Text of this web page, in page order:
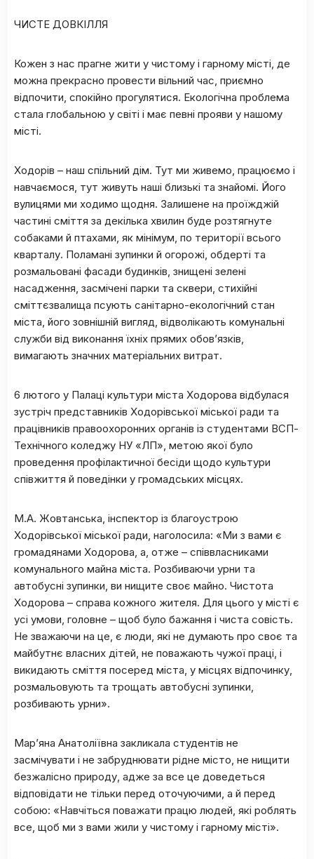
ЧИСТЕ ДОВКІЛЛЯ
Кожен з нас прагне жити у чистому і гарному місті, де
можна прекрасно провести вільний час, приємно
відпочити, спокійно прогулятися. Екологічна проблема
стала глобальною у світі і має певні прояви у нашому
місті.
Ходорів – наш спільний дім. Тут ми живемо, працюємо і
навчаємося, тут живуть наші близькі та знайомі. Його
вулицями ми ходимо щодня. Залишене на проїжджій
частині сміття за декілька хвилин буде розтягнуте
собаками й птахами, як мінімум, по території всього
кварталу. Поламані зупинки й огорожі, обдерті та
розмальовані фасади будинків, знищені зелені
насадження, засмічені парки та сквери, стихійні
сміттєзвалища псують санітарно-екологічний стан
міста, його зовнішній вигляд, відволікають комунальні
служби від виконання їхніх прямих обов’язків,
вимагають значних матеріальних витрат.
6 лютого у Палаці культури міста Ходорова відбулася
зустріч представників Ходорівської міської ради та
працівників правоохоронних органів із студентами ВСП-
Технічного коледжу НУ «ЛП», метою якої було
проведення профілактичної бесіди щодо культури
співжиття й поведінки у громадських місцях.
М.А. Жовтанська, інспектор із благоустрою
Ходорівської міської ради, наголосила: «Ми з вами є
громадянами Ходорова, а, отже – співвласниками
комунального майна міста. Розбиваючи урни та
автобусні зупинки, ви нищите своє майно. Чистота
Ходорова – справа кожного жителя. Для цього у місті є
усі умови, головне – щоб було бажання і чиста совість.
Не зважаючи на це, є люди, які не думають про своє та
майбутнє власних дітей, не поважають чужої праці, і
викидають сміття посеред міста, у місцях відпочинку,
розмальовують та трощать автобусні зупинки,
розбивають урни».
Мар’яна Анатоліївна закликала студентів не
засмічувати і не забруднювати рідне місто, не нищити
безжалісно природу, адже за все це доведеться
відповідати не тільки перед оточуючими, а й перед
собою: «Навчіться поважати працю людей, які роблять
все, щоб ми з вами жили у чистому і гарному місті».